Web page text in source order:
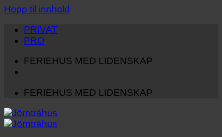
Hopp til innhold
PRIVAT
PRO
FERIEHUS MED LIDENSKAP
FERIEHUS MED LIDENSKAP